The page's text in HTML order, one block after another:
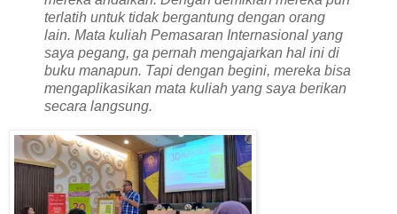
terlatih untuk tidak bergantung dengan orang
lain. Mata kuliah Pemasaran Internasional yang
saya pegang, ga pernah mengajarkan hal ini di
buku manapun. Tapi dengan begini, mereka bisa
mengaplikasikan mata kuliah yang saya berikan
secara langsung.